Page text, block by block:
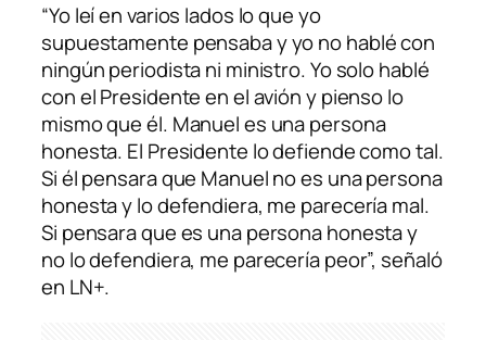
“Yo leí en varios lados lo que yo
supuestamente pensaba y yo no hablé con
ningún periodista ni ministro. Yo solo hablé
con el Presidente en el avión y pienso lo
mismo que él. Manuel es una persona
honesta. El Presidente lo defiende como tal.
Si él pensara que Manuel no es una persona
honesta y lo defendiera, me parecería mal.
Si pensara que es una persona honesta y
no lo defendiera, me parecería peor”, señaló
en LN+.